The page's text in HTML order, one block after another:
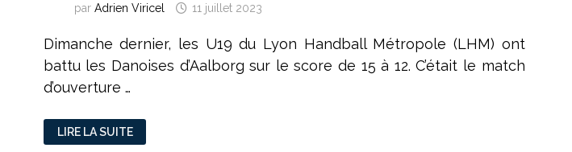
par Adrien Viricel 11 juillet 2023
Dimanche dernier, les U19 du Lyon Handball Métropole (LHM) ont
battu les Danoises d’Aalborg sur le score de 15 à 12. C’était le match
d’ouverture …
DRONNINGLUND
CUP
2023
LIRE LA SUITE